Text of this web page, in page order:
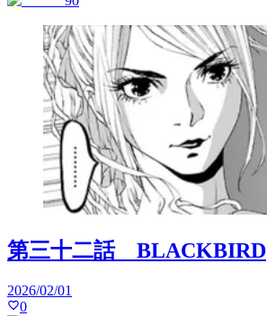
第三十二話 BLACKBIRD
2026/02/01
0